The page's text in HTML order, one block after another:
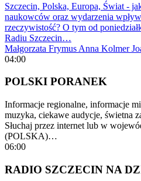
Szczecin, Polska, Europa, Świat -
naukowców oraz wydarzenia
rzeczywistość? O tym od
Radiu Szczecin…
Małgorzata Frymus Anna Kolmer
04:00
POLSKI PORANEK
Informacje regionalne, informacje
muzyka, ciekawe audycje, świetna
Słuchaj przez internet lub w
(POLSKA)…
06:00
RADIO SZCZECIN NA